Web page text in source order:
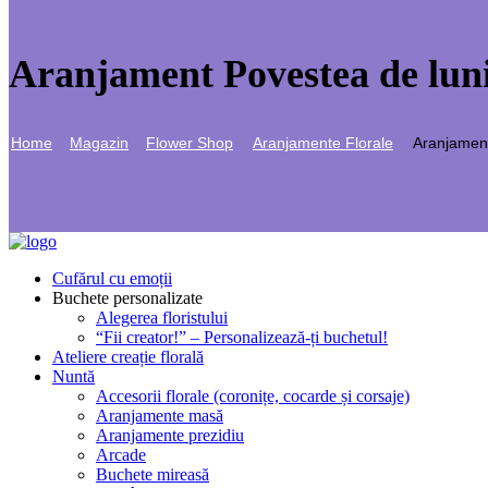
Aranjament Povestea de
Home Magazin Flower Shop Aranjamente Florale
Cufărul cu emoții
Buchete personalizate
Alegerea floristului
“Fii creator!” – Personalizează-ți buchetul!
Ateliere creație florală
Nuntă
Accesorii florale (coronițe, cocarde și corsaje)
Aranjamente masă
Aranjamente prezidiu
Arcade
Buchete mireasă